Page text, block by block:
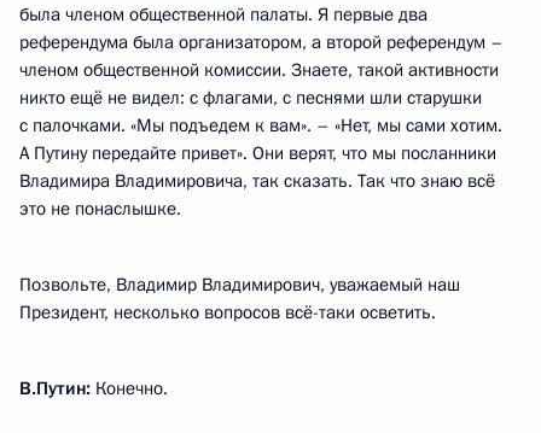
была членом общественной палаты. Я первые два
референдума была организатором, а второй референдум –
членом общественной комиссии. Знаете, такой активности
никто ещё не видел: с флагами, с песнями шли старушки
с палочками. «Мы подъедем к вам». – «Нет, мы сами хотим.
А Путину передайте привет». Они верят, что мы посланники
Владимира Владимировича, так сказать. Так что знаю всё
это не понаслышке.
Позвольте, Владимир Владимирович, уважаемый наш
Президент, несколько вопросов всё-таки осветить.
В.Путин: Конечно.